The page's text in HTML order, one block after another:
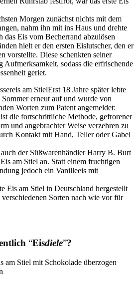
Morgen zunächst nichts mit dem
nahm ihn mit ins Haus und drehte
das Eis vom Becherrand abzulösen
hielt er den ersten Eislutscher, den er
vorstellte. Diese schenkten seiner
Aufmerksamkeit, sodass die erfrischende
geriet.
Erst 18 Jahre später lebte
erneut auf und wurde von
Worten zum Patent angemeldet:
die fortschrittliche Methode, gefrorener
und angebrachter Weise verzehren zu
Kontakt mit Hand, Teller oder Gabel
der Süßwarenhändler Harry B. Burt
am Stiel an. Statt einem fruchtigen
jedoch ein Vanilleeis mit
Eis am Stiel in Deutschland hergestellt
Sorten nach wie vor für
“Eisdiele”?